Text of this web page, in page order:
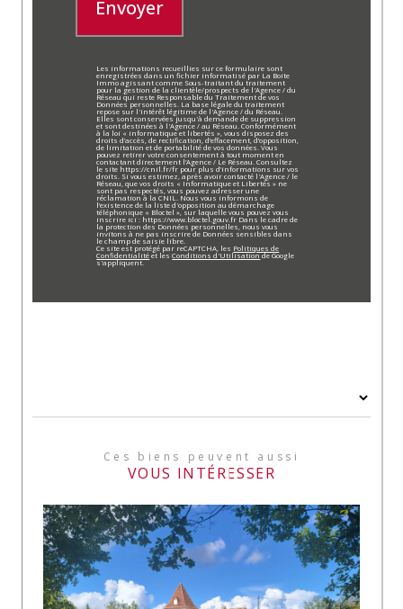
Envoyer
Les informations recueillies sur ce formulaire sont
enregistrées dans un fichier informatisé par La Boite
Immo agissant comme Sous-traitant du traitement
pour la gestion de la clientèle/prospects de l'Agence / du
Réseau qui reste Responsable du Traitement de vos
Données personnelles. La base légale du traitement
repose sur l'intérêt légitime de l'Agence / du Réseau.
Elles sont conservées jusqu'à demande de suppression
et sont destinées à l'Agence / au Réseau. Conformément
à la loi « informatique et libertés », vous disposez des
droits d’accès, de rectification, d’effacement, d’opposition,
de limitation et de portabilité de vos données. Vous
pouvez retirer votre consentement à tout moment en
contactant directement l’Agence / Le Réseau. Consultez
le site https://cnil.fr/fr pour plus d’informations sur vos
droits. Si vous estimez, après avoir contacté l'Agence / le
Réseau, que vos droits « Informatique et Libertés » ne
sont pas respectés, vous pouvez adresser une
réclamation à la CNIL. Nous vous informons de
l’existence de la liste d'opposition au démarchage
téléphonique « Bloctel », sur laquelle vous pouvez vous
inscrire ici : https://www.bloctel.gouv.fr Dans le cadre de
la protection des Données personnelles, nous vous
invitons à ne pas inscrire de Données sensibles dans
le champ de saisie libre.
Ce site est protégé par reCAPTCHA, les Politiques de
Confidentialité et lesConditions d'Utilisationde Google
s'appliquent.
Ces biens peuvent aussi
VOUS INTÉRESSER